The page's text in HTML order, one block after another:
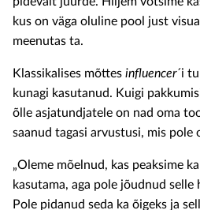
kus on väga oluline pool just
meenutas ta.
Klassikalises mõttes influencer´i
kunagi kasutanud. Kuigi
õlle asjatundjatele on nad oma
saanud tagasi arvustusi, mis pole
„Oleme mõelnud, kas peaksime
kasutama, aga pole jõudnud selle
Pole pidanud seda ka õigeks ja